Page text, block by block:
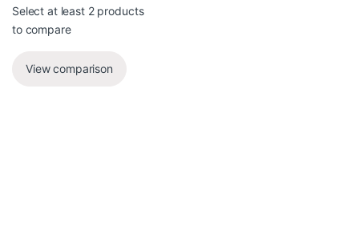
Select at least 2 products
to compare
View comparison